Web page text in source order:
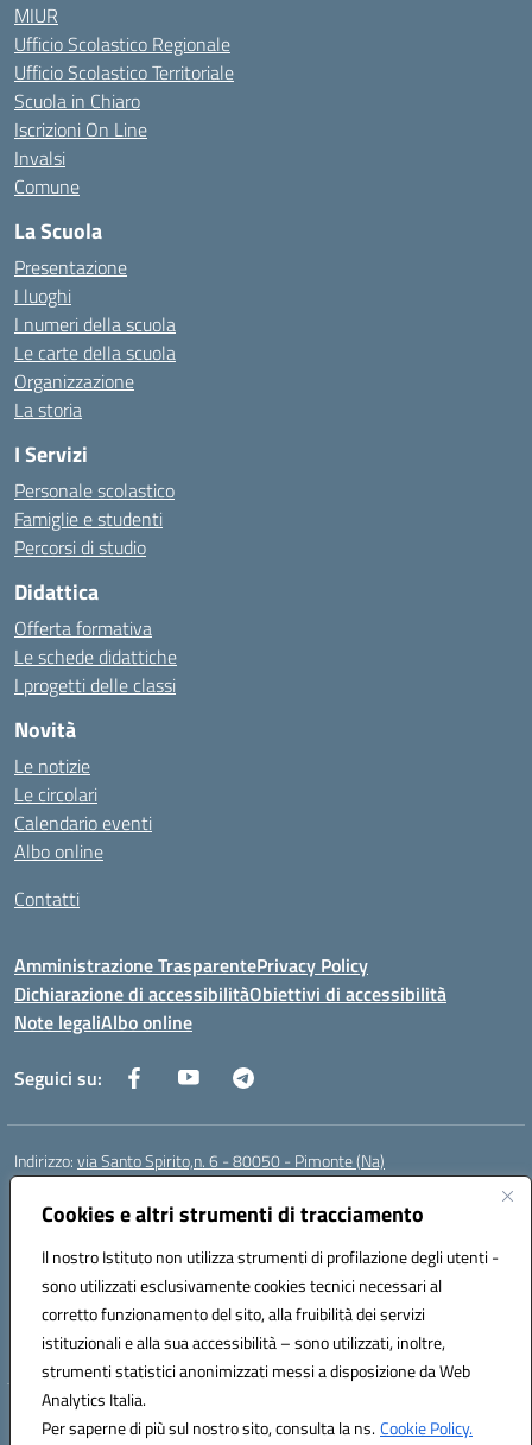
Cookies e altri strumenti di tracciamento
Il nostro Istituto non utilizza strumenti di profilazione degli utenti -
sono utilizzati esclusivamente cookies tecnici necessari al
corretto funzionamento del sito, alla fruibilità dei servizi
istituzionali e alla sua accessibilità – sono utilizzati, inoltre,
strumenti statistici anonimizzati messi a disposizione da Web
Analytics Italia.
Per saperne di più sul nostro sito, consulta la ns.Cookie Policy.
MIUR
Ufficio Scolastico Regionale
Ufficio Scolastico Territoriale
Scuola in Chiaro
Iscrizioni On Line
Invalsi
Comune
La Scuola
Presentazione
I luoghi
I numeri della scuola
Le carte della scuola
Organizzazione
La storia
I Servizi
Personale scolastico
Famiglie e studenti
Percorsi di studio
Didattica
Offerta formativa
Le schede didattiche
I progetti delle classi
Novità
Le notizie
Le circolari
Calendario eventi
Albo online
Contatti
Amministrazione TrasparentePrivacy Policy
Dichiarazione di accessibilitàObiettivi di accessibilità
Note legaliAlbo online
Seguici su:
Indirizzo:via Santo Spirito,n. 6 - 80050 - Pimonte (Na)
Centralino:
Posta elettronica certificata (PEC):naic86400x@pec.istruzione.it
Codice fiscale: 82008870634
Codice meccanografico:NAIC86400X
Codice Indice delle Pubbliche Amministrazioni (IPA): ISTSC_NAIC86400X
Codice unico di fatturazione (CUF): UF5NKX
Hosting & Powered by 3D Solution S.r.l.